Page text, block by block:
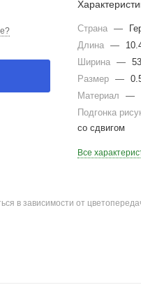
Страна —
Длина —
Ширина —
Размер —
Материал
—
Подгонка
со сдвигом
Все
в зависимости от